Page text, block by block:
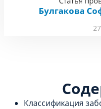
Булгакова
Классификация